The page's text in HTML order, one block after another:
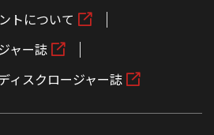
トについて
ャー誌
ィスクロージャー誌